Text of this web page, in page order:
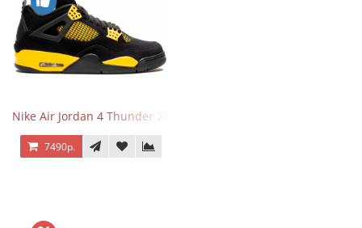
Nike Air Jordan 4 Thunder 2023
7490р.